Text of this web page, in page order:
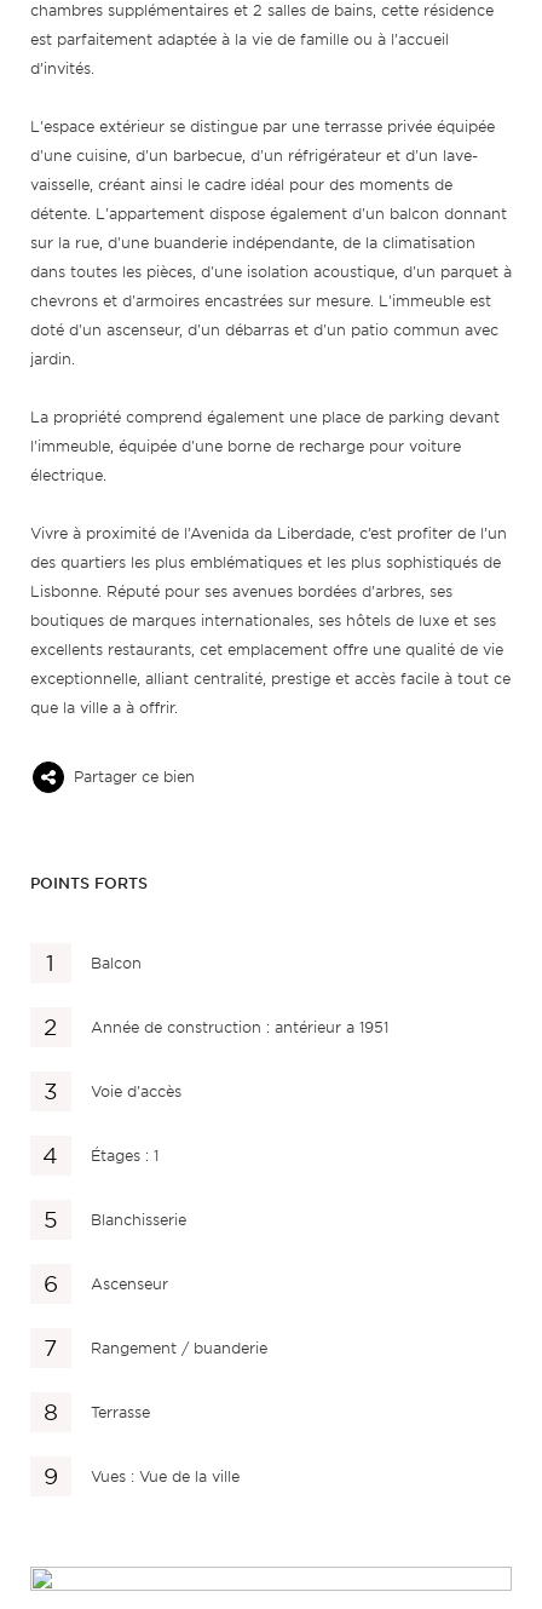
chambres supplémentaires et 2 salles de bains, cette résidence
est parfaitement adaptée à la vie de famille ou à l’accueil
d’invités.
L'espace extérieur se distingue par une terrasse privée équipée
d'une cuisine, d'un barbecue, d'un réfrigérateur et d'un lave-
vaisselle, créant ainsi le cadre idéal pour des moments de
détente. L'appartement dispose également d'un balcon donnant
sur la rue, d'une buanderie indépendante, de la climatisation
dans toutes les pièces, d'une isolation acoustique, d'un parquet à
chevrons et d'armoires encastrées sur mesure. L'immeuble est
doté d'un ascenseur, d'un débarras et d'un patio commun avec
jardin.
La propriété comprend également une place de parking devant
l'immeuble, équipée d'une borne de recharge pour voiture
électrique.
Vivre à proximité de l’Avenida da Liberdade, c’est profiter de l’un
des quartiers les plus emblématiques et les plus sophistiqués de
Lisbonne. Réputé pour ses avenues bordées d’arbres, ses
boutiques de marques internationales, ses hôtels de luxe et ses
excellents restaurants, cet emplacement offre une qualité de vie
exceptionnelle, alliant centralité, prestige et accès facile à tout ce
que la ville a à offrir.
Partager ce bien
POINTS FORTS
Balcon
Année de construction : antérieur a 1951
Voie d'accès
Étages : 1
Blanchisserie
Ascenseur
Rangement / buanderie
Terrasse
Vues : Vue de la ville